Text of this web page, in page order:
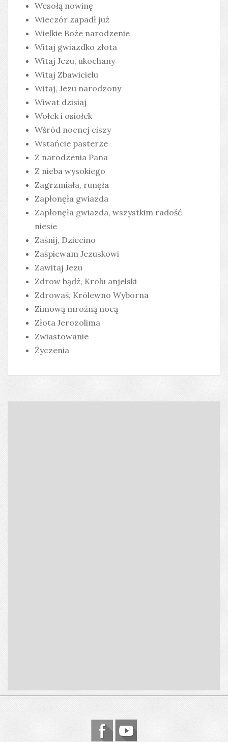
Wesołą nowinę
Wieczór zapadł już
Wielkie Boże narodzenie
Witaj gwiazdko złota
Witaj Jezu, ukochany
Witaj Zbawicielu
Witaj, Jezu narodzony
Wiwat dzisiaj
Wołek i osiołek
Wśród nocnej ciszy
Wstańcie pasterze
Z narodzenia Pana
Z nieba wysokiego
Zagrzmiała, runęła
Zapłonęła gwiazda
Zapłonęła gwiazda, wszystkim radość
niesie
Zaśnij, Dziecino
Zaśpiewam Jezuskowi
Zawitaj Jezu
Zdrow bądź, Krolu anjelski
Zdrowaś, Królewno Wyborna
Zimową mroźną nocą
Złota Jerozolima
Zwiastowanie
Życzenia